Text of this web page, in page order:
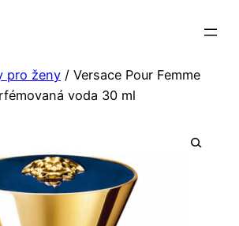
pro ženy / Versace Pour Femme
voda 30 ml